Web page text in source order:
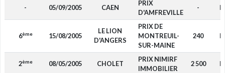
- 05/09/2005 CAEN
PRIX
D'AMFREVILLE
-
6ème 15/08/2005
LE LION
D'ANGERS
PRIX DE
MONTREUIL-
SUR-MAINE
240
2ème 08/05/2005 CHOLET
PRIX NIMIRF
IMMOBILIER
2 500